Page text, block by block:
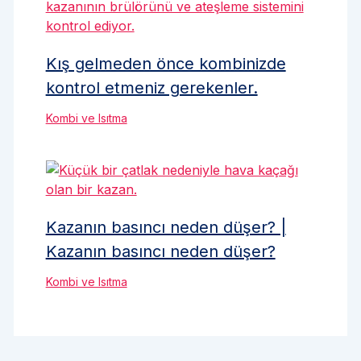
Kış gelmeden önce kombinizde
kontrol etmeniz gerekenler.
Kombi ve Isıtma
Kazanın basıncı neden düşer? |
Kazanın basıncı neden düşer?
Kombi ve Isıtma